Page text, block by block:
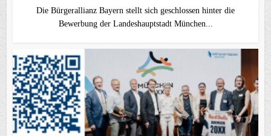
Die Bürgerallianz Bayern stellt sich geschlossen hinter die
Bewerbung der Landeshauptstadt München...